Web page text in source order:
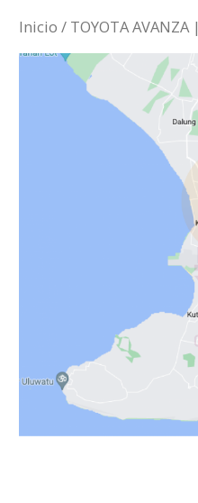
Inicio / TOYOTA AVANZA